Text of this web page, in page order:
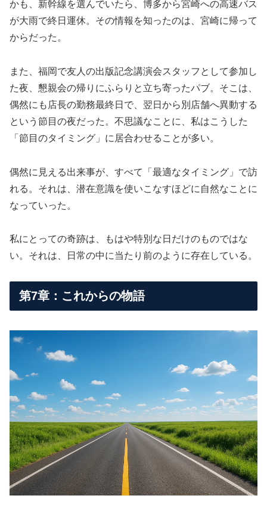
かも、新幹線を選んでいたら、博多から宮崎への高速バス
が大雨で終日運休。その情報を知ったのは、宮崎に帰って
からだった。
また、福岡で友人の出版記念講演会スタッフとして参加し
た夜、懇親会の帰りにふらりと立ち寄ったパブ。そこは、
偶然にも店長の勤務最終日で、翌日から別店舗へ異動する
という節目の夜だった。不思議なことに、私はこうした
「節目のタイミング」に居合わせることが多い。
偶然に見える出来事が、すべて「最適なタイミング」で訪
れる。それは、潜在意識を使いこなすほどに自然なことに
なっていった。
私にとっての奇跡は、もはや特別な日だけのものではな
い。それは、日常の中に当たり前のように存在している。
第7章：これからの物語